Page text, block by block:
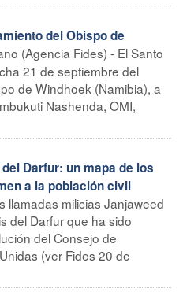
del Obispo de
(Agencia Fides) - El Santo
21 de septiembre del
de Windhoek (Namibia), a
Nashenda, OMI,
Darfur: un mapa de los
a la población civil
llamadas milicias Janjaweed
del Darfur que ha sido
del Consejo de
(ver Fides 20 de